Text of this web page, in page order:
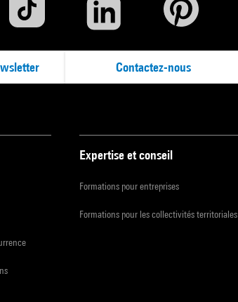
Contactez-nous
Expertise et conseil
Formations pour entreprises
Formations pour les collectivités territoriales